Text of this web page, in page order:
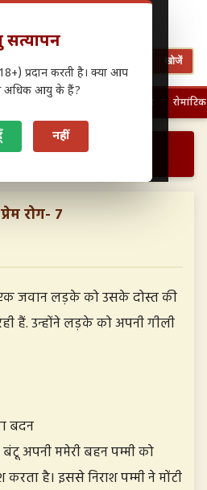
प्रदान करती है। क्या आप
अधिक आयु के हैं?
नहीं
खोजें
रोमांटिक
में लगा प्रेम रोग- 7…
रोग- 7
जवान लड़के को उसके दोस्त की
हैं. उन्होंने लड़के को अपनी गीली
बदन
अपनी ममेरी बहन पम्मी को
है। इससे निराश पम्मी ने मोंटी